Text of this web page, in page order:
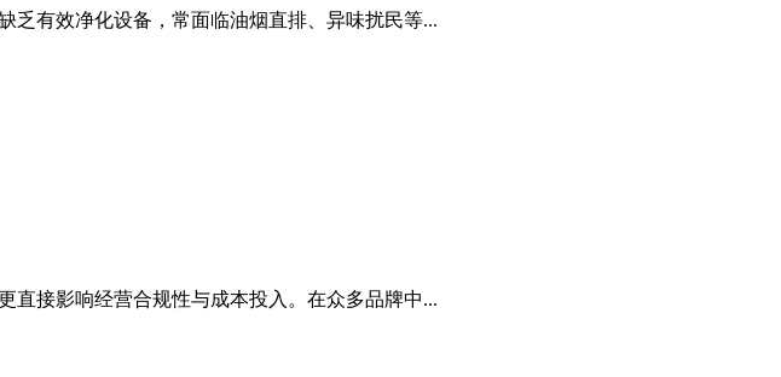
乏有效净化设备，常面临油烟直排、异味扰民等...
直接影响经营合规性与成本投入。在众多品牌中...